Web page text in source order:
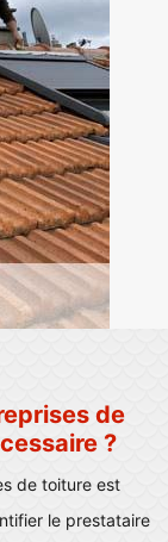
de
?
de toiture est
le prestataire